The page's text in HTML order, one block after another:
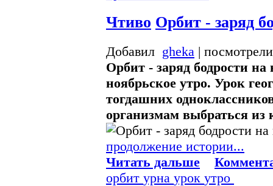
Чтиво Орбит - заряд
Добавил gheka |
Орбит - заряд бодрости
ноябрьское утро. Урок
тогдашних
организмам выбраться
продолжение истории...
Читать дальше
орбит урна урок утро